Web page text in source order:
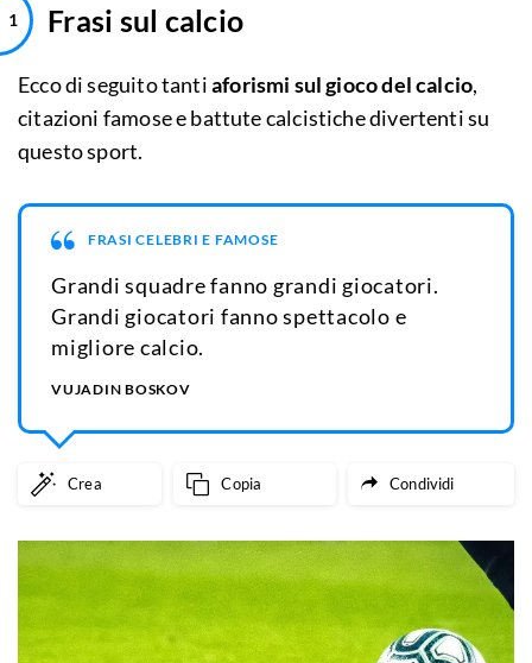
Frasi sul calcio
Ecco di seguito tantiaforismi sul gioco del calcio,
citazioni famose e battute calcistiche divertenti su
questo sport.
FRASI CELEBRI E FAMOSE
Grandi squadre fanno grandi giocatori.
Grandi giocatori fanno spettacolo e
migliore calcio.
VUJADIN BOSKOV
Crea Copia Condividi